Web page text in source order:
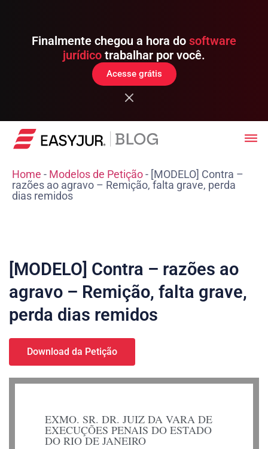
Finalmente chegou a hora do software
jurídico trabalhar por você.
Acesse grátis
Home - Modelos de Petição- [MODELO] Contra –
razões ao agravo – Remição, falta grave, perda
dias remidos
[MODELO] Contra – razões ao
agravo – Remição, falta grave,
perda dias remidos
Download da Petição
EXMO. SR. DR. JUIZ DA VARA DE
EXECUÇÕES PENAIS DO ESTADO
DO RIO DE JANEIRO